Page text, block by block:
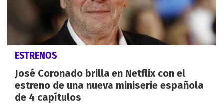
ESTRENOS
José Coronado brilla en Netflix con el
estreno de una nueva miniserie española
de 4 capítulos